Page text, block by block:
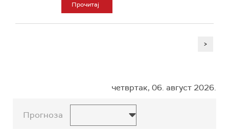
Прочитај
>
четвртак, 06. август 2026.
Прогноза